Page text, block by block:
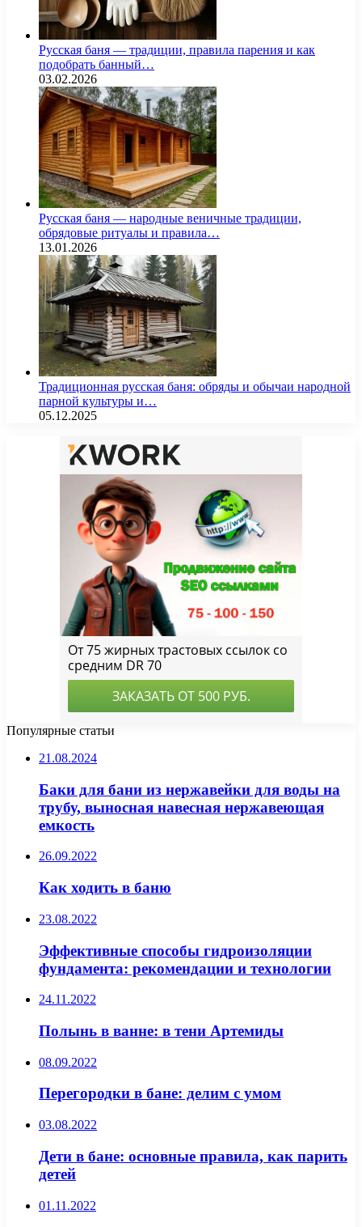
Русская баня — традиции, правила парения и как
подобрать банный…
03.02.2026
Русская баня — народные веничные традиции,
обрядовые ритуалы и правила…
13.01.2026
Традиционная русская баня: обряды и обычаи народной
парной культуры и…
05.12.2025
Популярные статьи
21.08.2024
Баки для бани из нержавейки для воды на
трубу, выносная навесная нержавеющая
емкость
26.09.2022
Как ходить в баню
23.08.2022
Эффективные способы гидроизоляции
фундамента: рекомендации и технологии
24.11.2022
Полынь в ванне: в тени Артемиды
08.09.2022
Перегородки в бане: делим с умом
03.08.2022
Дети в бане: основные правила, как парить
детей
01.11.2022